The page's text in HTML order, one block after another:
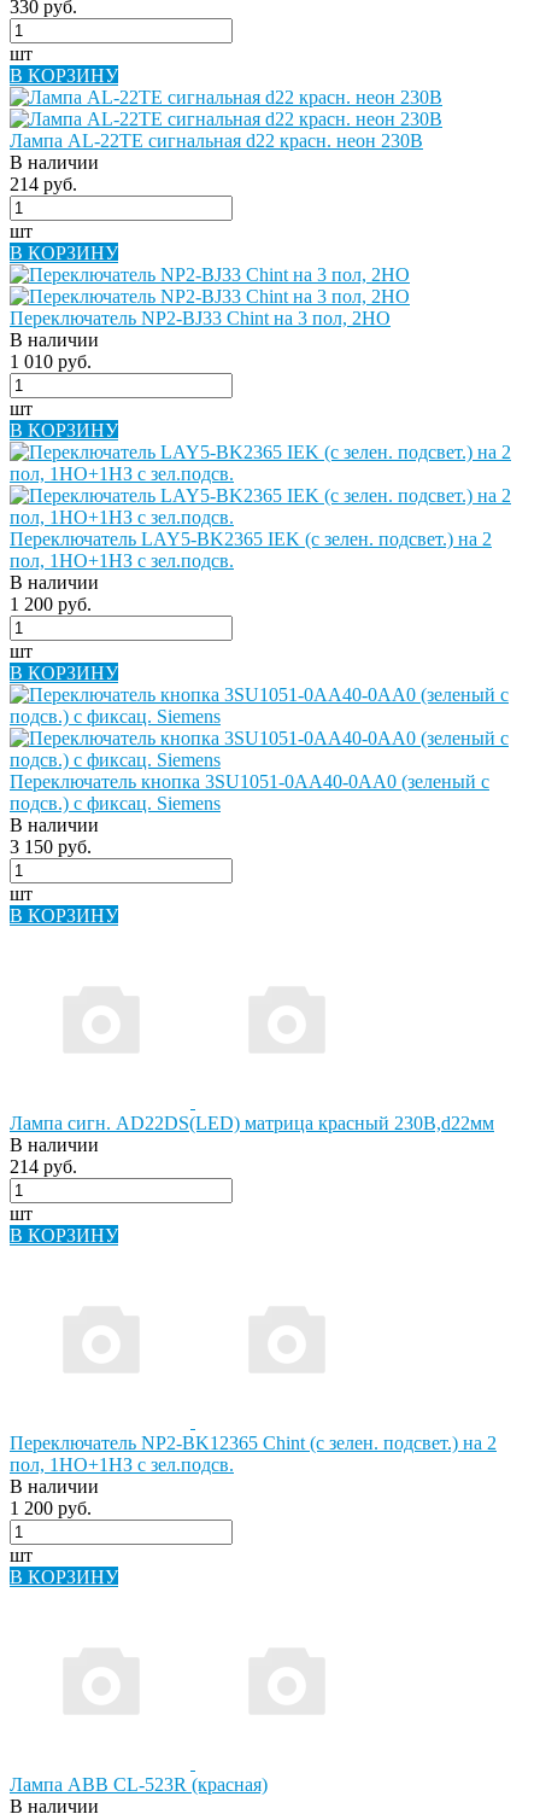
330 руб.
шт
В КОРЗИНУ
Лампа AL-22TE сигнальная d22 красн. неон 230В
В наличии
214 руб.
шт
В КОРЗИНУ
Переключатель NP2-BJ33 Chint на 3 пол, 2НО
В наличии
1 010 руб.
шт
В КОРЗИНУ
Переключатель LAY5-BK2365 IEK (с зелен. подсвет.) на 2
пол, 1НО+1НЗ с зел.подсв.
В наличии
1 200 руб.
шт
В КОРЗИНУ
Переключатель кнопка 3SU1051-0AA40-0AA0 (зеленый с
подсв.) с фиксац. Siemens
В наличии
3 150 руб.
шт
В КОРЗИНУ
Лампа сигн. AD22DS(LED) матрица красный 230В,d22мм
В наличии
214 руб.
шт
В КОРЗИНУ
Переключатель NP2-BK12365 Chint (с зелен. подсвет.) на 2
пол, 1НО+1НЗ с зел.подсв.
В наличии
1 200 руб.
шт
В КОРЗИНУ
Лампа АВВ СL-523R (красная)
В наличии